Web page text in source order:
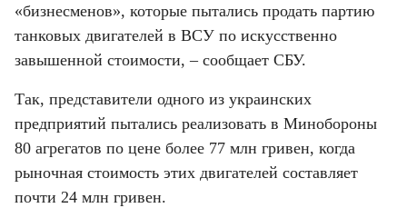
«бизнесменов», которые пытались продать партию
танковых двигателей в ВСУ по искусственно
завышенной стоимости, – сообщает СБУ.
Так, представители одного из украинских
предприятий пытались реализовать в Минобороны
80 агрегатов по цене более 77 млн гривен, когда
рыночная стоимость этих двигателей составляет
почти 24 млн гривен.